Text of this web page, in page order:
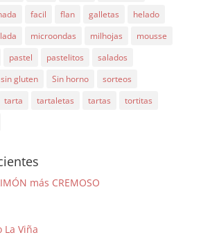
facil flan galletas
helado
microondas milhojas
mousse
pastel pastelitos
salados
sin gluten Sin horno
sorteos
tarta tartaletas tartas
tortitas
más CREMOSO
La Viña